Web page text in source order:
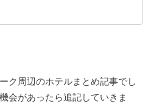
ク周辺のホテルまとめ記事でし
会があったら追記していきま